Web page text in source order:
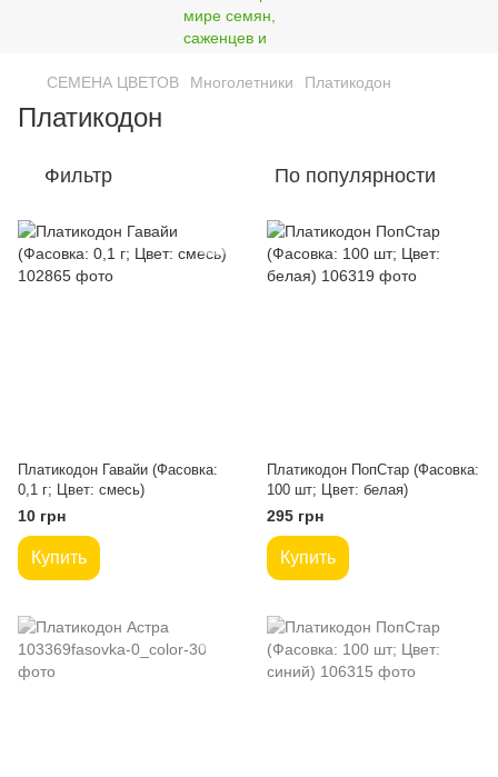
СЕМЕНА ЦВЕТОВ Многолетники Платикодон
Платикодон
Фильтр По популярности
Платикодон Гавайи (Фасовка:
0,1 г; Цвет: смесь)
10 грн
Купить
Платикодон ПопСтар (Фасовка:
100 шт; Цвет: белая)
295 грн
Купить